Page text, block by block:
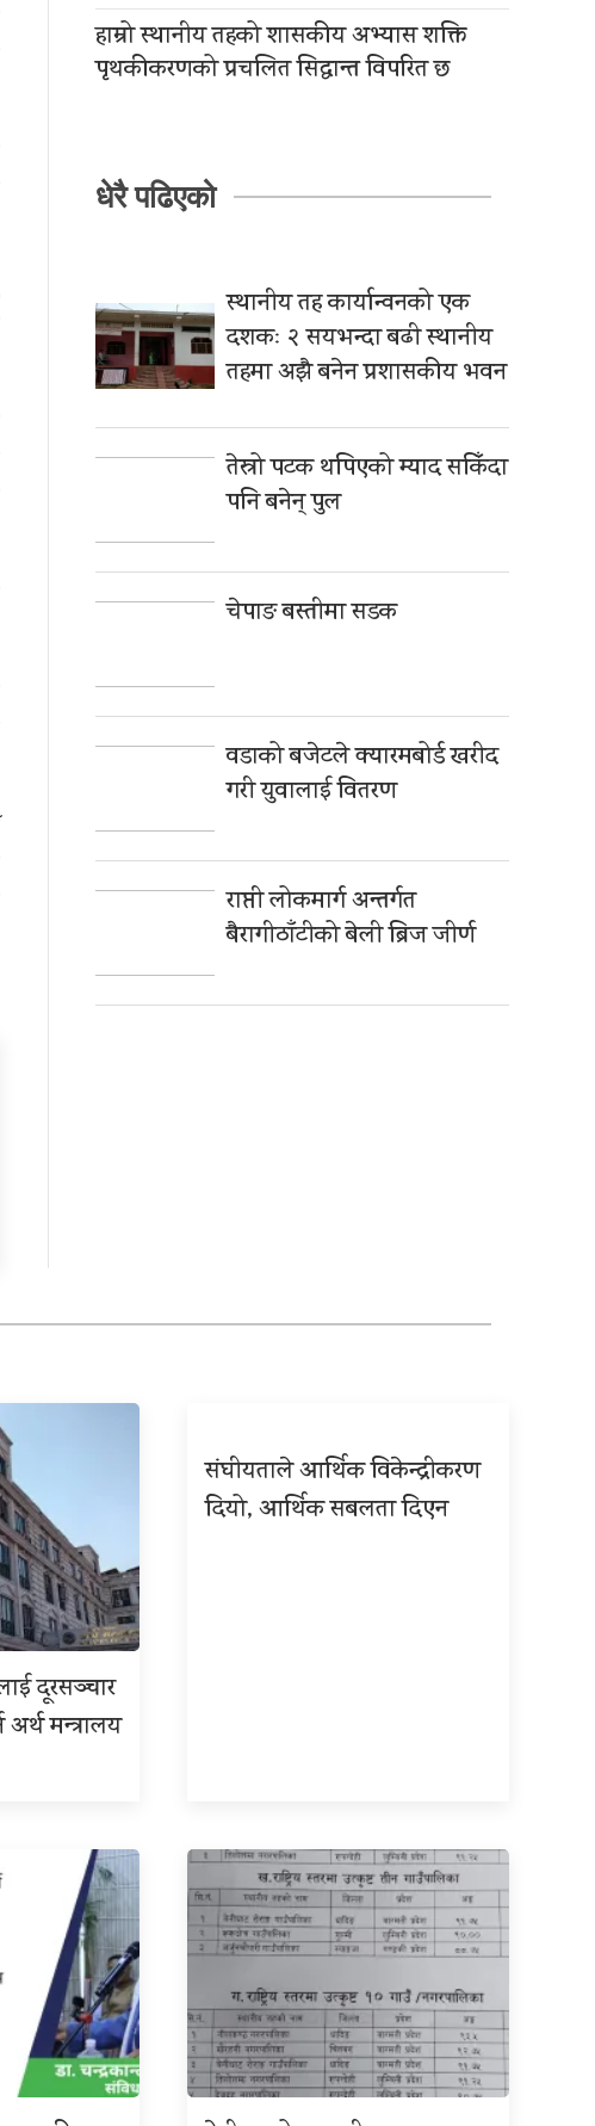
हाम्रो स्थानीय तहको शासकीय अभ्यास शक्ति
पृथकीकरणको प्रचलित सिद्धान्त विपरित छ
धेरै पढिएको
स्थानीय तह कार्यान्वनको एक
दशकः २ सयभन्दा बढी स्थानीय
तहमा अझै बनेन प्रशासकीय भवन
तेस्रो पटक थपिएको म्याद सकिँदा
पनि बनेन् पुल
चेपाङ बस्तीमा सडक
वडाको बजेटले क्यारमबोर्ड खरीद
गरी युवालाई वितरण
राप्ती लोकमार्ग अन्तर्गत
बैरागीठाँटीको बेली ब्रिज जीर्ण
दूरसञ्चार
अर्थ मन्त्रालय
संघीयताले आर्थिक विकेन्द्रीकरण
दियो, आर्थिक सबलता दिएन